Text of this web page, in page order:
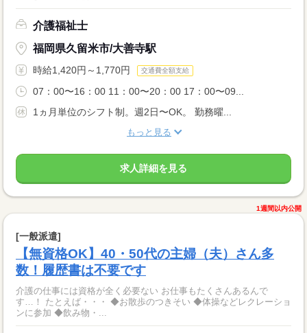
介護福祉士
福岡県久留米市/大善寺駅
時給1,420円～1,770円 交通費全額支給
07：00〜16：00 11：00〜20：00 17：00〜09...
1ヵ月単位のシフト制。週2日〜OK。 勤務曜...
もっと見る
求人詳細を見る
1週間以内公開
[一般派遣]
【無資格OK】40・50代の主婦（夫）さん多
数！履歴書は不要です
介護の仕事には資格が全く必要ない お仕事もたくさんあるんで
す…！ たとえば・・・ ◆お散歩のつきそい ◆体操などレクレーショ
ンに参加 ◆飲み物・...